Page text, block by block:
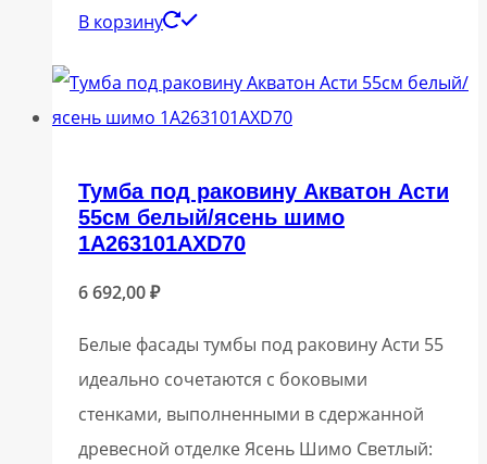
В корзину
Тумба под раковину Акватон Асти
55см белый/ясень шимо
1A263101AXD70
6 692,00₽
Белые фасады тумбы под раковину Асти 55
идеально сочетаются с боковыми
стенками, выполненными в сдержанной
древесной отделке Ясень Шимо Светлый: